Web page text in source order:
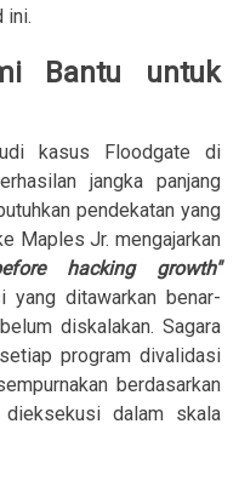
ini.
Bantu untuk
kasus Floodgate di
jangka panjang
pendekatan yang
Maples Jr. mengajarkan
hacking growth"
yang ditawarkan benar-
diskalakan. Sagara
program divalidasi
berdasarkan
dalam skala